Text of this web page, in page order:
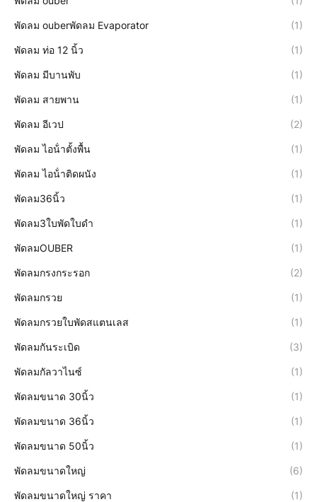
พัดลม ouberพัดลม Evaporator (1)
พัดลม ท่อ 12 นิ้ว (1)
พัดลม มีบานพับ (1)
พัดลม สายพาน (1)
พัดลม อีเวป (2)
พัดลม ไอน้ําตั้งพื้น (1)
พัดลม ไอน้ําติดผนัง (1)
พัดลม36นิ้ว (1)
พัดลม3ใบพัดใบดำ (1)
พัดลมOUBER (1)
พัดลมกรงกระรอก (2)
พัดลมกรวย (1)
พัดลมกรวยใบพัดสแตนเลส (1)
พัดลมกันระเบิด (3)
พัดลมกัลวาไนซ์ (1)
พัดลมขนาด 30นิ้ว (1)
พัดลมขนาด 36นิ้ว (1)
พัดลมขนาด 50นิ้ว (1)
พัดลมขนาดใหญ่ (6)
พัดลมขนาดใหญ่ ราคา (1)